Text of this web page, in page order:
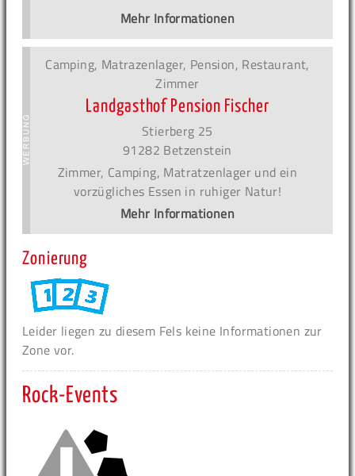
Mehr Informationen
Camping, Matrazenlager, Pension, Restaurant,
Zimmer
Landgasthof Pension Fischer
Stierberg 25
91282 Betzenstein
Zimmer, Camping, Matratzenlager und ein
vorzügliches Essen in ruhiger Natur!
Mehr Informationen
Zonierung
Leider liegen zu diesem Fels keine Informationen zur
Zone vor.
Rock-Events